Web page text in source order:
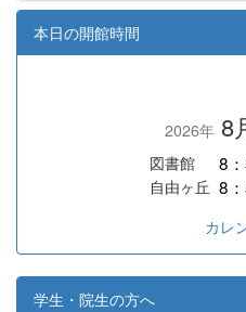
本日の開館時間
2026年 8
図書館
8
自由ヶ丘 8
カレ
学生・院生の方へ